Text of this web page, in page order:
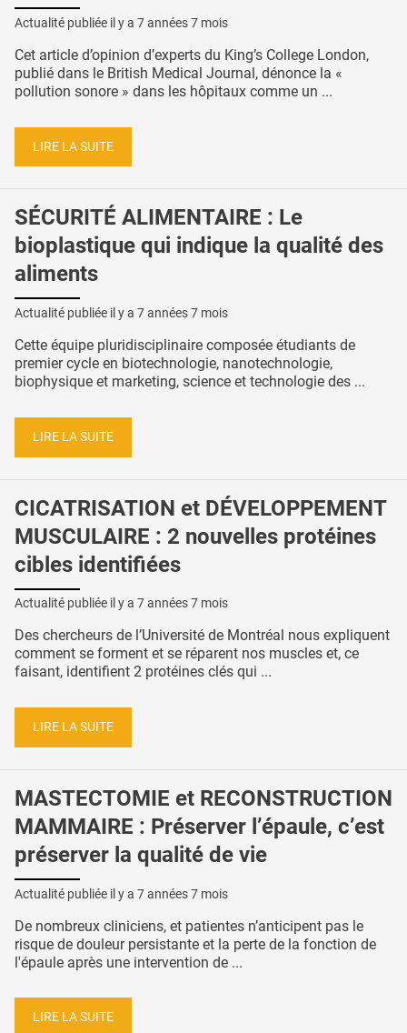
Actualité publiée il y a 7 années 7 mois
Cet article d’opinion d’experts du King’s College London,
publié dans le British Medical Journal, dénonce la «
pollution sonore » dans les hôpitaux comme un ...
LIRE LA SUITE
SÉCURITÉ ALIMENTAIRE : Le
bioplastique qui indique la qualité des
aliments
Actualité publiée il y a 7 années 7 mois
Cette équipe pluridisciplinaire composée étudiants de
premier cycle en biotechnologie, nanotechnologie,
biophysique et marketing, science et technologie des ...
LIRE LA SUITE
CICATRISATION et DÉVELOPPEMENT
MUSCULAIRE : 2 nouvelles protéines
cibles identifiées
Actualité publiée il y a 7 années 7 mois
Des chercheurs de l’Université de Montréal nous expliquent
comment se forment et se réparent nos muscles et, ce
faisant, identifient 2 protéines clés qui ...
LIRE LA SUITE
MASTECTOMIE et RECONSTRUCTION
MAMMAIRE : Préserver l’épaule, c’est
préserver la qualité de vie
Actualité publiée il y a 7 années 7 mois
De nombreux cliniciens, et patientes n’anticipent pas le
risque de douleur persistante et la perte de la fonction de
l'épaule après une intervention de ...
LIRE LA SUITE